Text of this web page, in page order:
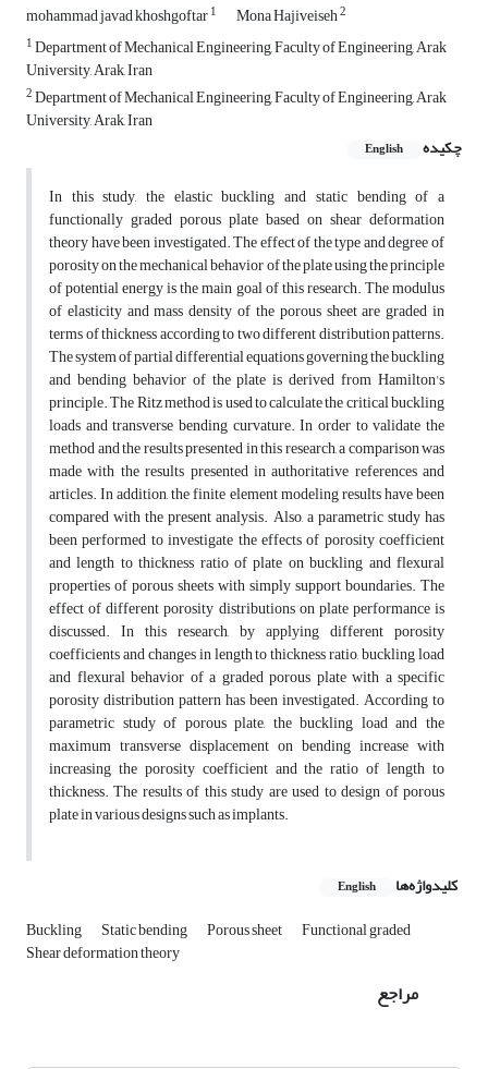
mohammad javad khoshgoftar1 Mona Hajiveiseh2
1Department of Mechanical Engineering, Faculty of Engineering, Arak
University, Arak, Iran
2Department of Mechanical Engineering, Faculty of Engineering, Arak
University, Arak, Iran
چکیده
English
In this study, the elastic buckling and static bending of a
functionally graded porous plate based on shear deformation
theory have been investigated. The effect of the type and degree of
porosity on the mechanical behavior of the plate using the principle
of potential energy is the main goal of this research. The modulus
of elasticity and mass density of the porous sheet are graded in
terms of thickness according to two different distribution patterns.
The system of partial differential equations governing the buckling
and bending behavior of the plate is derived from Hamilton's
principle. The Ritz method is used to calculate the critical buckling
loads and transverse bending curvature. In order to validate the
method and the results presented in this research, a comparison was
made with the results presented in authoritative references and
articles. In addition, the finite element modeling results have been
compared with the present analysis. Also, a parametric study has
been performed to investigate the effects of porosity coefficient
and length to thickness ratio of plate on buckling and flexural
properties of porous sheets with simply support boundaries. The
effect of different porosity distributions on plate performance is
discussed. In this research, by applying different porosity
coefficients and changes in length to thickness ratio, buckling load
and flexural behavior of a graded porous plate with a specific
porosity distribution pattern has been investigated. According to
parametric study of porous plate, the buckling load and the
maximum transverse displacement on bending increase with
increasing the porosity coefficient and the ratio of length to
thickness. The results of this study are used to design of porous
plate in various designs such as implants.
کلیدواژه‌ها English
Buckling Static bending Porous sheet Functional graded
Shear deformation theory
مراجع